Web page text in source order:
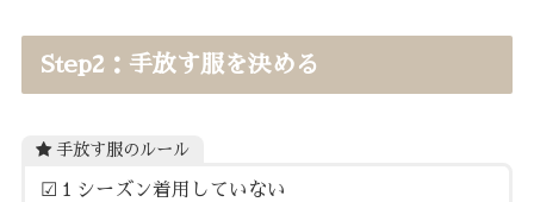
Step2：手放す服を決める
手放す服のルール
☑︎１シーズン着用していない